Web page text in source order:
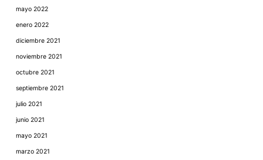
mayo 2022
enero 2022
diciembre 2021
noviembre 2021
octubre 2021
septiembre 2021
julio 2021
junio 2021
mayo 2021
marzo 2021